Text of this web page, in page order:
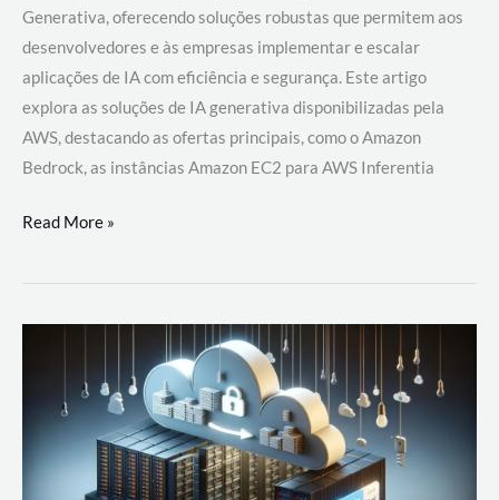
Generativa, oferecendo soluções robustas que permitem aos
desenvolvedores e às empresas implementar e escalar
aplicações de IA com eficiência e segurança. Este artigo
explora as soluções de IA generativa disponibilizadas pela
AWS, destacando as ofertas principais, como o Amazon
Bedrock, as instâncias Amazon EC2 para AWS Inferentia
Utilizando
Soluções
AWS
Read More »